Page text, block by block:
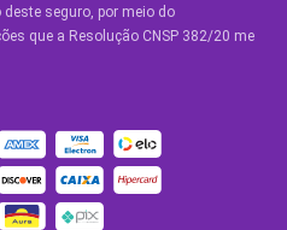
seguro, por meio do
que a Resolução CNSP 382/20 me